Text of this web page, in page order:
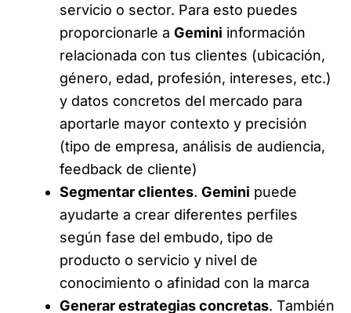
servicio o sector. Para esto puedes
proporcionarle a Gemini información
relacionada con tus clientes (ubicación,
género, edad, profesión, intereses, etc.)
y datos concretos del mercado para
aportarle mayor contexto y precisión
(tipo de empresa, análisis de audiencia,
feedback de cliente)
Segmentar clientes. Gemini puede
ayudarte a crear diferentes perfiles
según fase del embudo, tipo de
producto o servicio y nivel de
conocimiento o afinidad con la marca
Generar estrategias concretas. También